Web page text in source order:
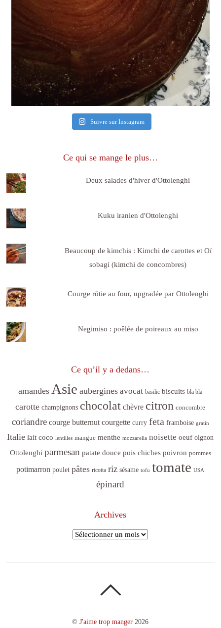
Suivre sur Instagram
Ce qui se mange le plus…
Deux salades d'hiver d'Ottolenghi
Kuku iranien d'Ottolenghi
Beaucoup de kimchis : Kimchi de carottes et Oï
sobagi (kimchi de concombres)
Courge rôtie au four, upgradée par Ottolenghi
Negimiso : poêlée de poireaux au miso
Ce qu’il y a dedans…
amandes Asie aubergines avocat basilic biscuits bla bla
carotte champignons chocolat chèvre citron concombre
coriandre courge butternut courgette curry feta framboise gratin
Italie lait coco lentilles mangue menthe mozzarella noisette oeuf oignon
Ottolenghi parmesan patate douce pois chiches poivron pommes
potimarron poulet pâtes ricotta riz sésame tofu tomate USA
épinard
Archives
Archives
©J'aime trop manger 2026